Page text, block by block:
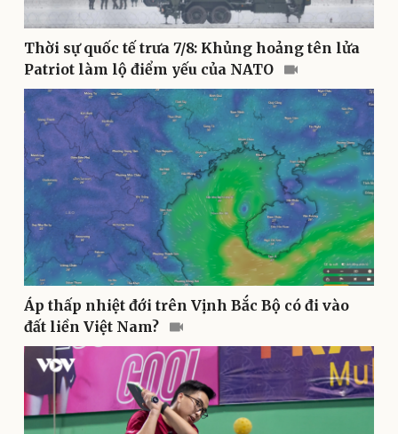
Thể thao
Bóng đá
Lịch thi đấu bóng đá
Thế giới thể thao
eSports
Hậu trường
Ô tô - Xe máy
Ô tô
Xe máy
Tư vấn
Doanh nghiệp
Công nghệ
Thời sự quốc tế trưa 7/8: Khủng hoảng tên lửa
Patriot làm lộ điểm yếu của NATO
Áp thấp nhiệt đới trên Vịnh Bắc Bộ có đi vào
đất liền Việt Nam?